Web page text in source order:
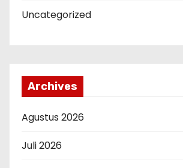
Uncategorized
Archives
Agustus 2026
Juli 2026